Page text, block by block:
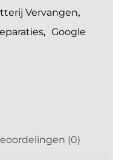
Vervangen,
, Google
(0)